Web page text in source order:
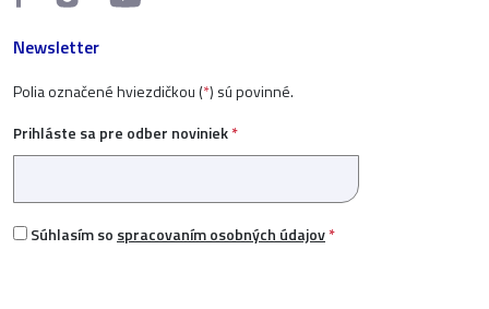
Newsletter
Polia označené hviezdičkou (*) sú povinné.
Prihláste sa pre odber noviniek*
Súhlasím so spracovaním osobných údajov*